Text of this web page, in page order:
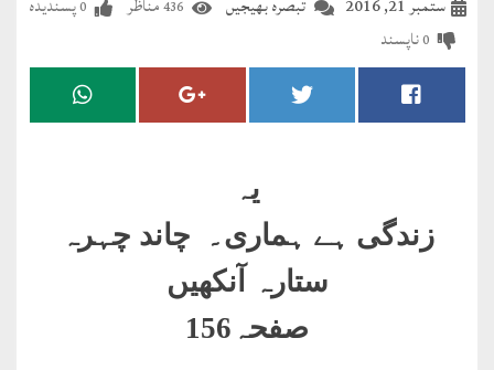
دستِ
دعا
436
0
0ناپسند
یہ
زندگی ہے ہماری۔ چاند چہرہ
ستارہ آنکھیں
صفحہ156